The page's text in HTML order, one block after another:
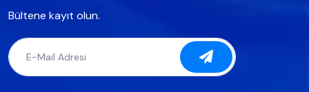
Bültene kayıt olun.